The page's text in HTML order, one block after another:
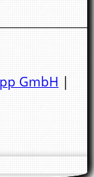
!
GmbH |